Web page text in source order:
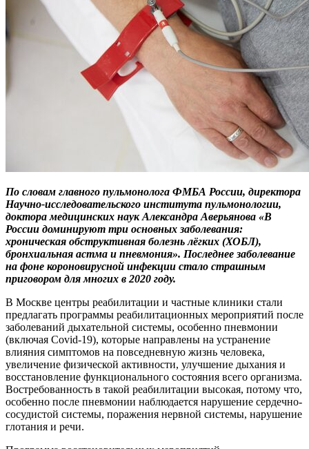
По словам главного пульмонолога ФМБА России, директора
Научно-исследовательского института пульмонологии,
доктора медицинских наук Александра Аверьянова «В
России доминируют три основных заболевания:
хроническая обструктивная болезнь лёгких (ХОБЛ),
бронхиальная астма и пневмония». Последнее заболевание
на фоне короновирусной инфекции стало страшным
приговором для многих в 2020 году.
В Москве центры реабилитации и частные клиники стали
предлагать программы реабилитационных мероприятий после
заболеваний дыхательной системы, особенно пневмонии
(включая Covid-19), которые направлены на устранение
влияния симптомов на повседневную жизнь человека,
увеличение физической активности, улучшение дыхания и
восстановление функционального состояния всего организма.
Востребованность в такой реабилитации высокая, потому что,
особенно после пневмонии наблюдается нарушение сердечно-
сосудистой системы, поражения нервной системы, нарушение
глотания и речи.